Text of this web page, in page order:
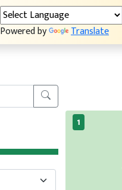
Powered by Translate
1